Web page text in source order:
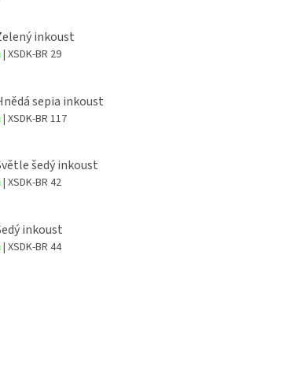
inkoust
| XSDK-BR 29
sepia inkoust
| XSDK-BR 117
šedý inkoust
| XSDK-BR 42
inkoust
| XSDK-BR 44